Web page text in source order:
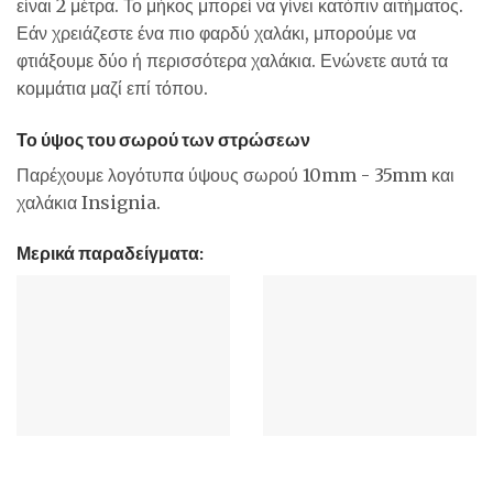
είναι 2 μέτρα. Το μήκος μπορεί να γίνει κατόπιν αιτήματος.
Εάν χρειάζεστε ένα πιο φαρδύ χαλάκι, μπορούμε να
φτιάξουμε δύο ή περισσότερα χαλάκια. Ενώνετε αυτά τα
κομμάτια μαζί επί τόπου.
Το ύψος του σωρού των στρώσεων
Παρέχουμε λογότυπα ύψους σωρού 10mm - 35mm και
χαλάκια Insignia.
Μερικά παραδείγματα: